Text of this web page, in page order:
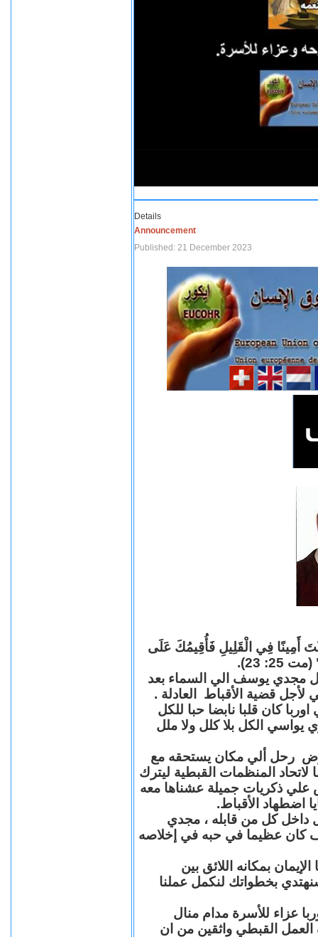
Details
Announcement
Published: 21 December 2023
أَمِينًا فِي الْقَلِيلِ فَأُقِيمُكَ عَلَى
23).
مجدي يوسف الي السماء بعد
قضية الأقباط العادلة .
كان قلبا نابضا حبا للكل
يواسي الكل بلا كلل ولا ملل
رحل ألي مكان يستحقه مع
المنظمات القبطية ليترك
علي ذكريات جميلة عشناها معه
اضطهاد الأقباط.
داخل كل من قابله ، مجدي
عظيما في حبه في إخلاصه
بمكانه اللائق بين
بخطواتك لنكمل عملنا
عزاء للأسرة مدام منال
العمل القبطي واثقين من ان